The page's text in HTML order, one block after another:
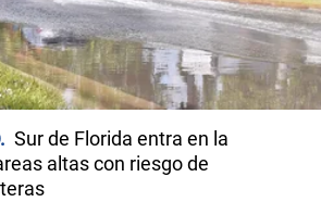
Sur de Florida entra en la
altas con riesgo de